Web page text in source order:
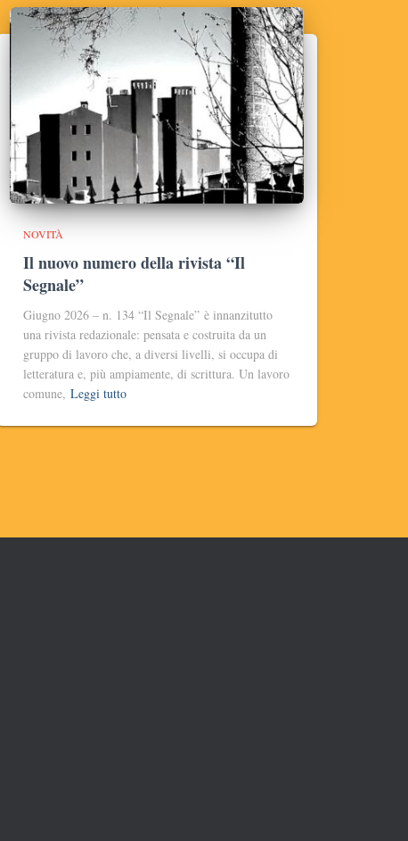
NOVITÀ
Il nuovo numero della rivista “Il
Segnale”
Giugno 2026 – n. 134 “Il Segnale” è innanzitutto
una rivista redazionale: pensata e costruita da un
gruppo di lavoro che, a diversi livelli, si occupa di
letteratura e, più ampiamente, di scrittura. Un lavoro
comune, Leggi tutto